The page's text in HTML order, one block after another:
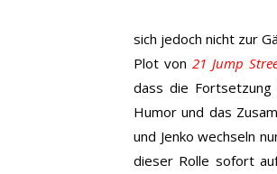
sich jedoch nicht zur
Plot von21 Jump
dass die
Humor und das
und Jenko wechseln
dieser Rolle sofort